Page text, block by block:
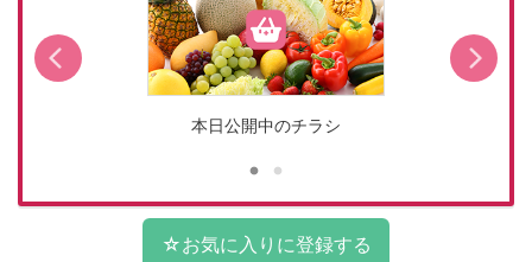
本日公開中のチラシ